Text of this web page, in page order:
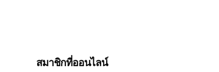
สมาชิกที่ออนไลน์